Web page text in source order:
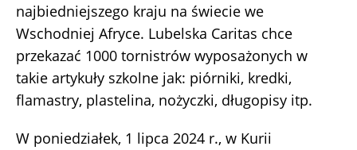
najbiedniejszego kraju na świecie we
Wschodniej Afryce. Lubelska Caritas chce
przekazać 1000 tornistrów wyposażonych w
takie artykuły szkolne jak: piórniki, kredki,
flamastry, plastelina, nożyczki, długopisy itp.
W poniedziałek, 1 lipca 2024 r., w Kurii